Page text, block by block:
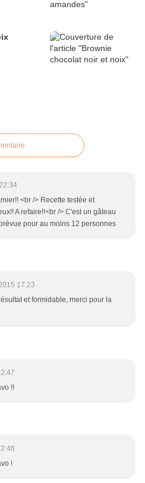
<br /> Recette testée et
A refaire!!<br /> C'est un gâteau
pour au moins 12 personnes
17:23
et formidable, merci pour la
!!
!